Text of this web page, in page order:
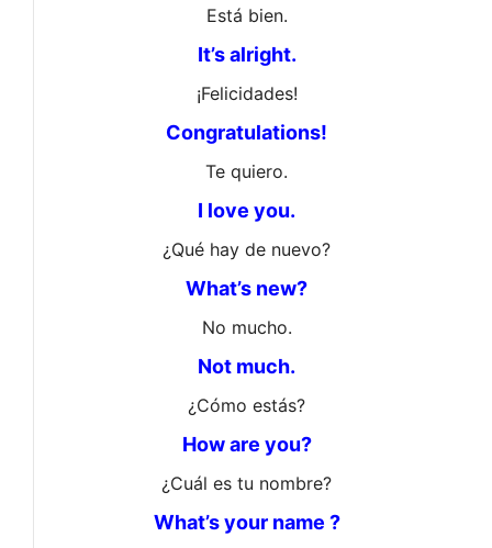
Está bien.
It’s alright.
¡Felicidades!
Congratulations!
Te quiero.
I love you.
¿Qué hay de nuevo?
What’s new?
No mucho.
Not much.
¿Cómo estás?
How are you?
¿Cuál es tu nombre?
What’s your name ?